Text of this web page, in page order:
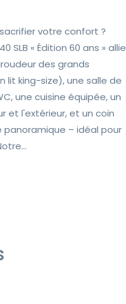
votre confort ?
SLB « Édition 60 ans » allie
des grands
lit king-size), une salle de
une cuisine équipée, un
et l'extérieur, et un coin
panoramique – idéal pour